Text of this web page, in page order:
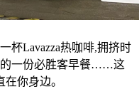
杯Lavazza热咖啡,拥挤时
的一份必胜客早餐……这
你身边。